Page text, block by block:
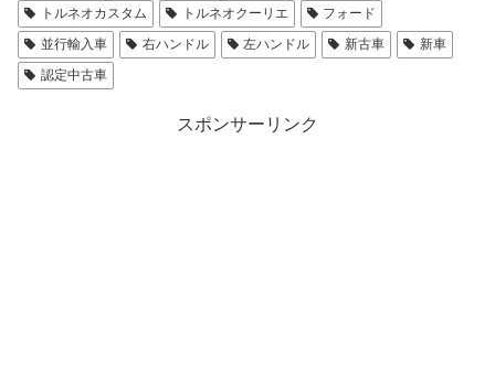
トルネオカスタム
トルネオクーリエ
フォード
並行輸入車
右ハンドル 左ハンドル 新古車
新車
認定中古車
スポンサーリンク